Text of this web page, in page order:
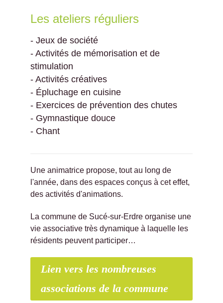
Les ateliers réguliers
- Jeux de société
- Activités de mémorisation et de
stimulation
- Activités créatives
- Épluchage en cuisine
- Exercices de prévention des chutes
- Gymnastique douce
- Chant
Une animatrice propose, tout au long de
l'année, dans des espaces conçus à cet effet,
des activités d'animations.
La commune de Sucé-sur-Erdre organise une
vie associative très dynamique à laquelle les
résidents peuvent participer…
Lien vers les nombreuses
associations de la commune